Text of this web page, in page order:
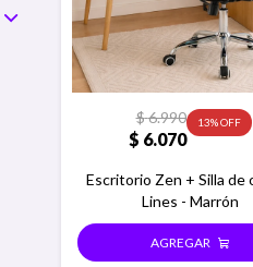
$ 6.070
$6.990 13
Escritorio Zen + Silla de
Lines - Marrón